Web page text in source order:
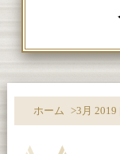
ホーム >3月 2019